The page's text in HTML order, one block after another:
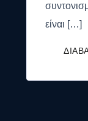
είναι […]